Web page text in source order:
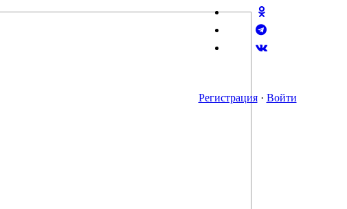
Регистрация · Войти